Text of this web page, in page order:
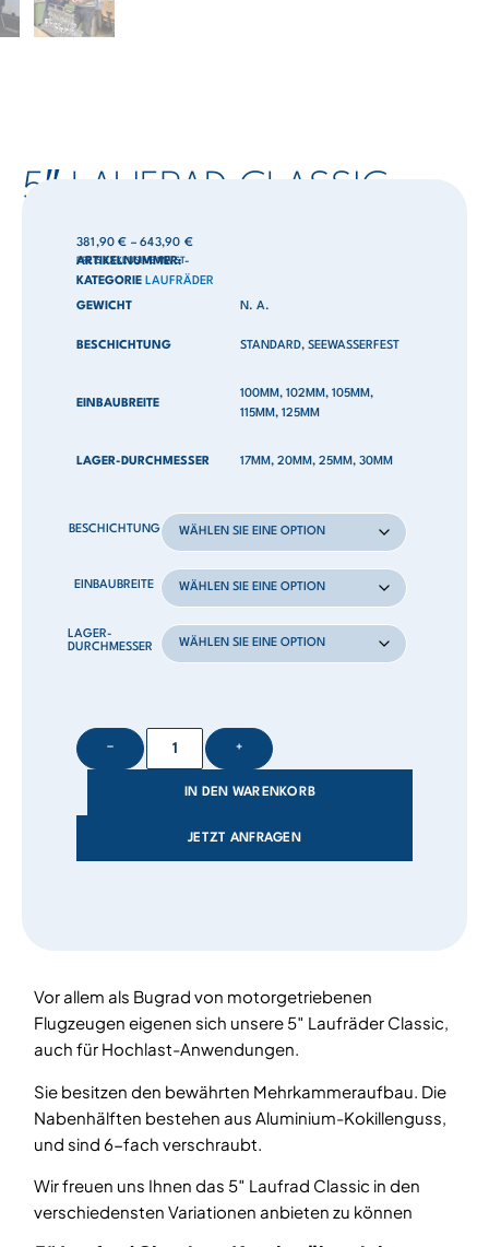
5″ LAUFRAD CLASSIC
381,90€ –643,90 €
PREIS EXKLUSIVE MWST
ARTIKELNUMMER:-
KATEGORIE LAUFRÄDER
GEWICHT N. A.
BESCHICHTUNG STANDARD, SEEWASSERFEST
EINBAUBREITE
100MM, 102MM, 105MM,
115MM, 125MM
LAGER-DURCHMESSER 17MM, 20MM, 25MM, 30MM
BESCHICHTUNG
EINBAUBREITE
LAGER-
DURCHMESSER
− +
IN DEN WARENKORB
JETZT ANFRAGEN
Vor allem als Bugrad von motorgetriebenen
Flugzeugen eigenen sich unsere 5″ Laufräder Classic,
auch für Hochlast-Anwendungen.
Sie besitzen den bewährten Mehrkammeraufbau. Die
Nabenhälften bestehen aus Aluminium-Kokillenguss,
und sind 6-fach verschraubt.
Wir freuen uns Ihnen das 5″ Laufrad Classic in den
verschiedensten Variationen anbieten zu können